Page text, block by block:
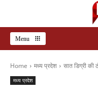
Menu
Home मध्य प्रदेश सात डिग्री की
मध्य प्रदेश